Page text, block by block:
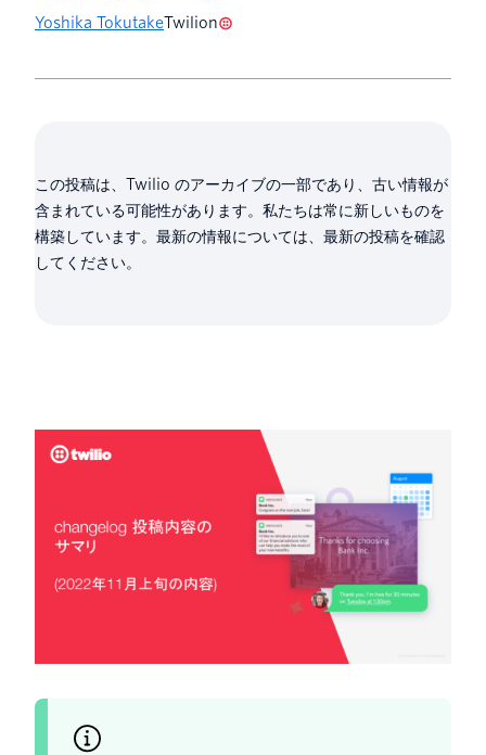
Yoshika TokutakeTwilion
この投稿は、Twilio のアーカイブの一部であり、古い情報が
含まれている可能性があります。私たちは常に新しいものを
構築しています。最新の情報については、最新の投稿を確認
してください。